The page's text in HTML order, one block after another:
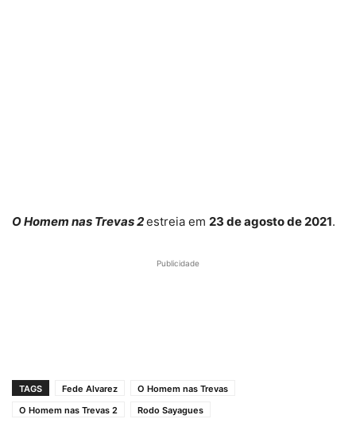
O Homem nas Trevas 2estreia em 23 de agosto de 2021.
Publicidade
TAGS Fede Alvarez
O Homem nas Trevas
O Homem nas Trevas 2
Rodo Sayagues